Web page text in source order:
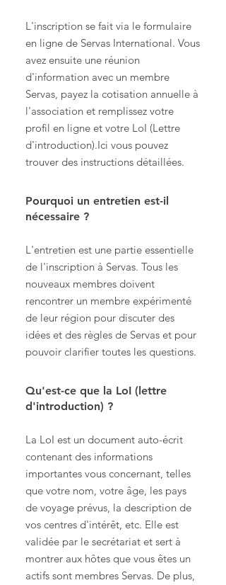
L'inscription se fait via le formulaire
en ligne de Servas International. Vous
avez ensuite une réunion
d'information avec un membre
Servas, payez la cotisation annuelle à
l'association et remplissez votre
profil en ligne et votre LoI (Lettre
d'introduction).Ici vous pouvez
trouver des instructions détaillées.
Pourquoi un entretien est-il
nécessaire ?
L'entretien est une partie essentielle
de l'inscription à Servas. Tous les
nouveaux membres doivent
rencontrer un membre expérimenté
de leur région pour discuter des
idées et des règles de Servas et pour
pouvoir clarifier toutes les questions.
Qu'est-ce que la LoI (lettre
d'introduction) ?
La LoI est un document auto-écrit
contenant des informations
importantes vous concernant, telles
que votre nom, votre âge, les pays
de voyage prévus, la description de
vos centres d'intérêt, etc. Elle est
validée par le secrétariat et sert à
montrer aux hôtes que vous êtes un
actifs sont membres Servas. De plus,